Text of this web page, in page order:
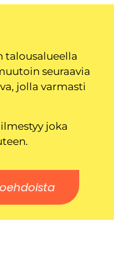
talousalueella
seuraavia
jolla varmasti
joka